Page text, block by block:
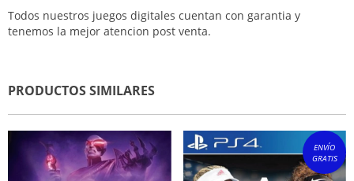
Todos nuestros juegos digitales cuentan con garantia y
tenemos la mejor atencion post venta.
PRODUCTOS SIMILARES
ENVÍO
GRATIS